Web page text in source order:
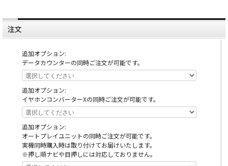
ていただきましたら、ご注文価格より2000円引きいたします。
※在庫切れの台でも入荷している場合がありますので、電話かメールにてお問い合
わせ下さい。
注文
追加オプション:
データカウンターの同時ご注文が可能です。
追加オプション:
イヤホンコンバーターXの同時ご注文が可能です。
追加オプション:
オートプレイユニットの同時ご注文が可能です。
実機同時購入時は取り付けてお届けいたします。
※押し順ナビや目押しには対応しておりません。